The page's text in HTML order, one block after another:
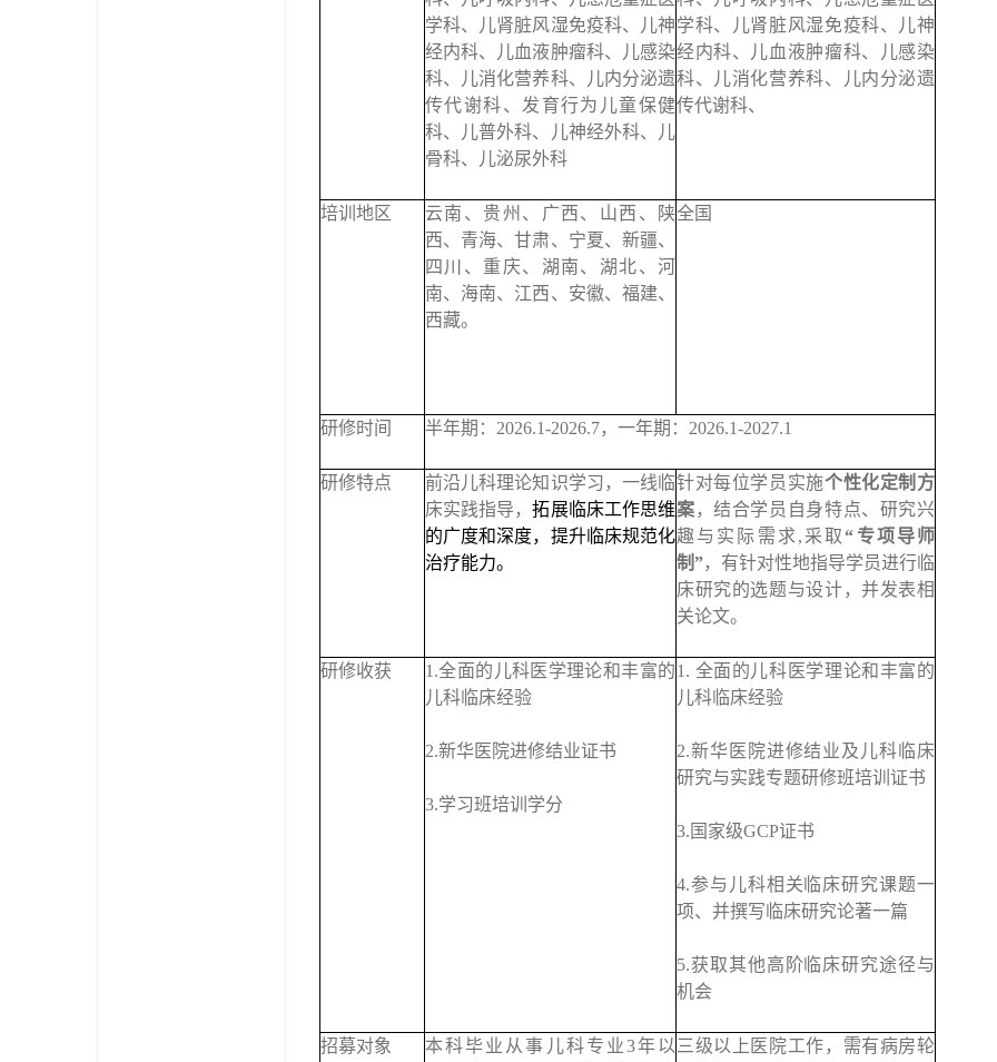
学科、儿肾脏风湿免疫科、儿神
经内科、儿血液肿瘤科、儿感染
科、儿消化营养科、儿内分泌遗
传代谢科、发育行为儿童保健
科、儿普外科、儿神经外科、儿
骨科、儿泌尿外科
学科、儿肾脏风湿免疫科、儿神
经内科、儿血液肿瘤科、儿感染
科、儿消化营养科、儿内分泌遗
传代谢科、
培训地区
云南、贵州、广西、山西、陕
西、青海、甘肃、宁夏、新疆、
四川、重庆、湖南、湖北、河
南、海南、江西、安徽、福建、
西藏。
全国
研修时间 半年期：2026.1-2026.7，一年期：2026.1-2027.1
研修特点
前沿儿科理论知识学习，一线临
床实践指导，拓展临床工作思维
的广度和深度，提升临床规范化
治疗能力。
针对每位学员实施个性化定制方
案 ，结合学员自身特点、研究兴
趣与实际需求,采取“专项导师
制”，有针对性地指导学员进行临
床研究的选题与设计，并发表相
关论文。
研修收获
1.全面的儿科医学理论和丰富的
儿科临床经验
2.新华医院进修结业证书
3.学习班培训学分
1. 全面的儿科医学理论和丰富的
儿科临床经验
2.新华医院进修结业及儿科临床
研究与实践专题研修班培训证书
3.国家级GCP证书
4.参与儿科相关临床研究课题一
项、并撰写临床研究论著一篇
5.获取其他高阶临床研究途径与
机会
招募对象
本科毕业从事儿科专业3年以 三级以上医院工作，需有病房轮